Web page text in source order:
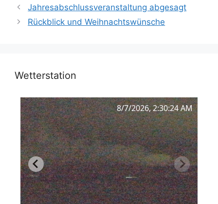
Jahresabschlussveranstaltung abgesagt
Rückblick und Weihnachtswünsche
Wetterstation